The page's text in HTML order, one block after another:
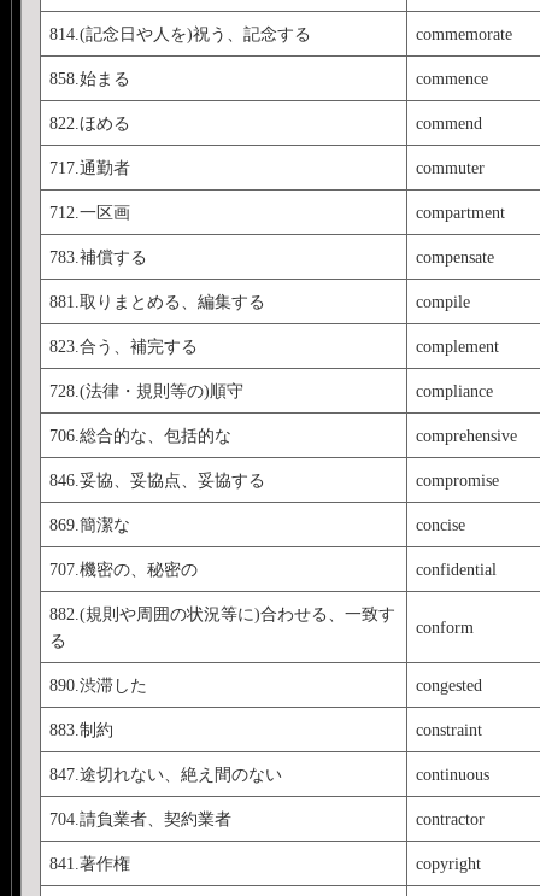
814.(記念日や人を)祝う、記念する commemorate
858.始まる commence
822.ほめる commend
717.通勤者 commuter
712.一区画 compartment
783.補償する compensate
881.取りまとめる、編集する compile
823.合う、補完する complement
728.(法律・規則等の)順守 compliance
706.総合的な、包括的な comprehensive
846.妥協、妥協点、妥協する compromise
869.簡潔な concise
707.機密の、秘密の confidential
882.(規則や周囲の状況等に)合わせる、一致す
る
conform
890.渋滞した congested
883.制約 constraint
847.途切れない、絶え間のない continuous
704.請負業者、契約業者 contractor
841.著作権 copyright